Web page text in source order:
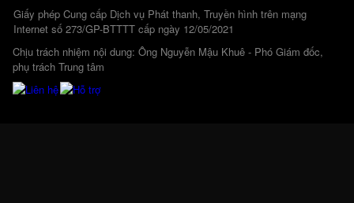
Giấy phép Cung cấp Dịch vụ Phát thanh, Truyền hình trên mạng
Internet số 273/GP-BTTTT cấp ngày 12/05/2021
Chịu trách nhiệm nội dung: Ông Nguyễn Mậu Khuê - Phó Giám đốc,
phụ trách Trung tâm